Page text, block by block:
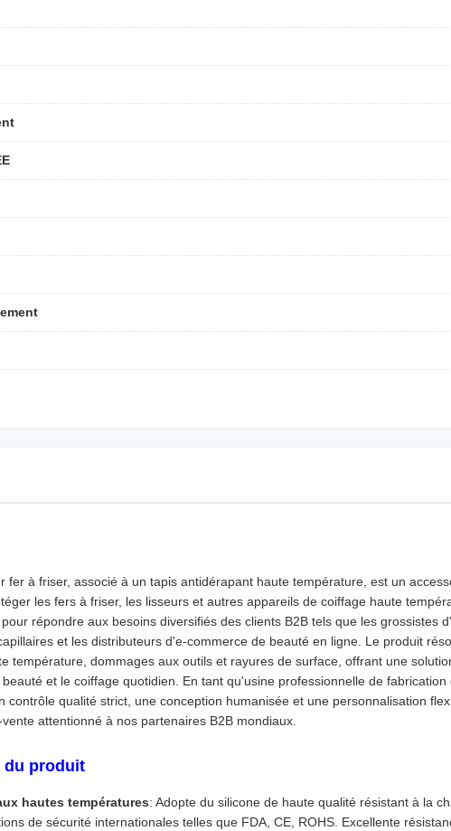
fer à friser, associé à un tapis antidérapant haute température, est un
les fers à friser, les lisseurs et autres appareils de coiffage haute
répondre aux besoins diversifiés des clients B2B tels que les grossistes
et les distributeurs d'e-commerce de beauté en ligne. Le produit
température, dommages aux outils et rayures de surface, offrant une
et le coiffage quotidien. En tant qu'usine professionnelle de
contrôle qualité strict, une conception humanisée et une personnalisation
attentionné à nos partenaires B2B mondiaux.
du produit
hautes températures: Adopte du silicone de haute qualité résistant à la
de sécurité internationales telles que FDA, CE, ROHS. Excellente